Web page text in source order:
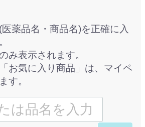
薬品名・商品名)を正確に入
み表示されます。
お気に入り商品」は、マイペ
す。